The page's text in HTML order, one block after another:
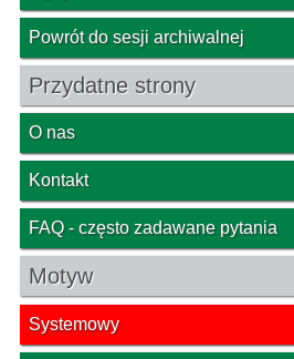
Powrót do sesji archiwalnej
Przydatne strony
O nas
Kontakt
FAQ - często zadawane pytania
Motyw
Systemowy